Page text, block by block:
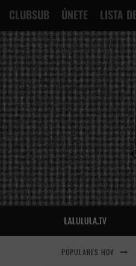
CLUBSUB ÚNETE LISTA
POPULARES HOY